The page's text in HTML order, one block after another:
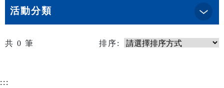
活動分類
共 0 筆 排序:
:::